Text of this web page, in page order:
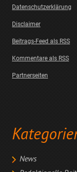
Datenschutzerklärung
Disclaimer
Beitrags-Feed als RSS
Kommentare als RSS
Partnerseiten
News